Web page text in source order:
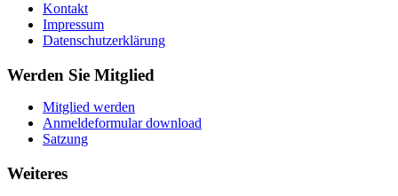
Kontakt
Impressum
Datenschutzerklärung
Werden Sie Mitglied
Mitglied werden
Anmeldeformular download
Satzung
Weiteres